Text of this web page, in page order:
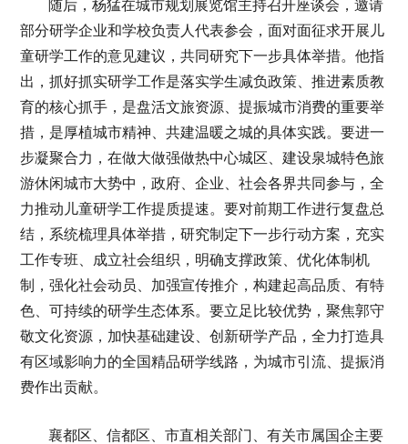
随后，杨猛在城市规划展览馆主持召开座谈会，邀请
部分研学企业和学校负责人代表参会，面对面征求开展儿
童研学工作的意见建议，共同研究下一步具体举措。他指
出，抓好抓实研学工作是落实学生减负政策、推进素质教
育的核心抓手，是盘活文旅资源、提振城市消费的重要举
措，是厚植城市精神、共建温暖之城的具体实践。要进一
步凝聚合力，在做大做强做热中心城区、建设泉城特色旅
游休闲城市大势中，政府、企业、社会各界共同参与，全
力推动儿童研学工作提质提速。要对前期工作进行复盘总
结，系统梳理具体举措，研究制定下一步行动方案，充实
工作专班、成立社会组织，明确支撑政策、优化体制机
制，强化社会动员、加强宣传推介，构建起高品质、有特
色、可持续的研学生态体系。要立足比较优势，聚焦郭守
敬文化资源，加快基础建设、创新研学产品，全力打造具
有区域影响力的全国精品研学线路，为城市引流、提振消
费作出贡献。
襄都区、信都区、市直相关部门、有关市属国企主要